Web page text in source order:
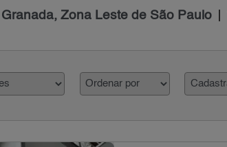
Zona Leste de São Paulo